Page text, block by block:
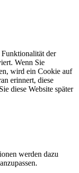
der
Wenn Sie
wird ein Cookie auf
erinnert, diese
diese Website später
werden dazu